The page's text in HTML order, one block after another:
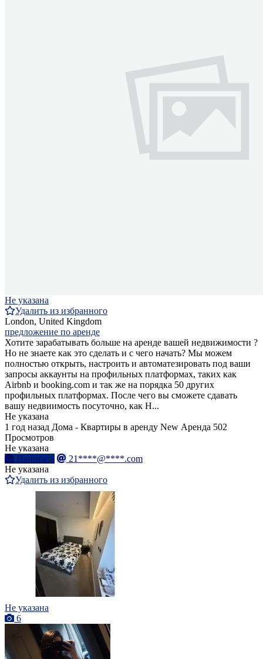
Не указана
Удалить из избранного
London, United Kingdom
предложение по аренде
Хотите зарабатывать больше на аренде вашей недвижимости ?
Но не знаете как это сделать и с чего начать? Мы можем
полностью открыть, настроить и автоматезировать под ваши
запросы аккаунты на профильных платформах, таких как
Airbnb и booking.com и так же на порядка 50 других
профильных платформах. После чего вы сможете сдавать
вашу недвиимость посуточно, как H...
Не указана
1 год назад Дома - Квартиры в аренду New Аренда 502
Просмотров
Не указана
Написать
21****@****.com
Не указана
Удалить из избранного
Не указана
6